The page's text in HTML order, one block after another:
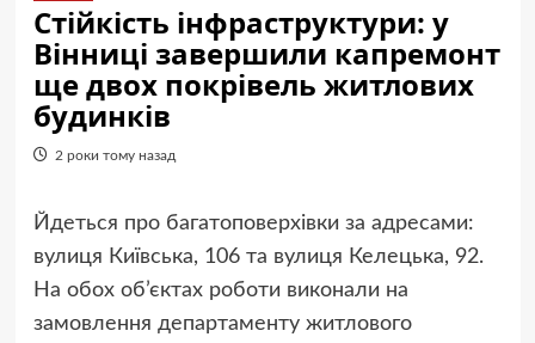
Стійкість інфраструктури: у
Вінниці завершили капремонт
ще двох покрівель житлових
будинків
2 роки тому назад
Йдеться про багатоповерхівки за адресами:
вулиця Київська, 106 та вулиця Келецька, 92.
На обох об’єктах роботи виконали на
замовлення департаменту житлового